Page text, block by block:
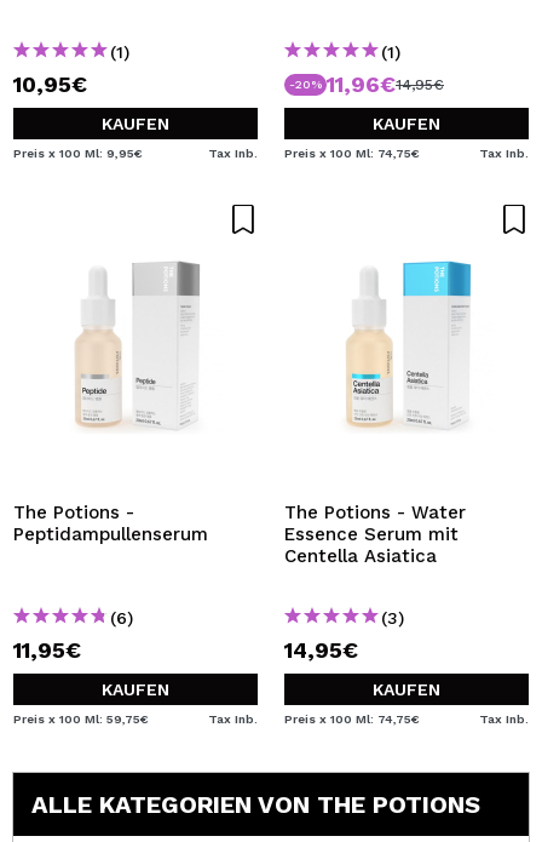
(1)
10,95€
KAUFEN
Preis x 100 Ml: 9,95€ Tax Inb.
(1)
-20% 11,96€14,95€
KAUFEN
Preis x 100 Ml: 74,75€ Tax Inb.
The Potions -
Peptidampullenserum
(6)
11,95€
KAUFEN
Preis x 100 Ml: 59,75€ Tax Inb.
The Potions - Water
Essence Serum mit
Centella Asiatica
(3)
14,95€
KAUFEN
Preis x 100 Ml: 74,75€ Tax Inb.
ALLE KATEGORIEN VON THE POTIONS